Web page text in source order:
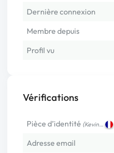
Dernière connexion
Membre depuis
Profil vu
Vérifications
Pièce d’identité (Kevin…
Adresse email